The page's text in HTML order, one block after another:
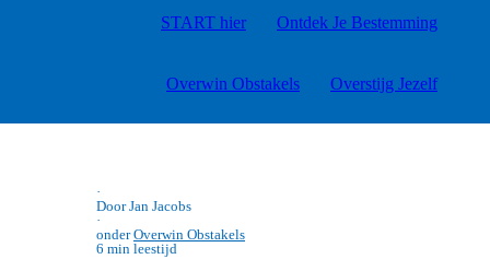
START hier Ontdek Je Bestemming
Overwin Obstakels Overstijg Jezelf
·
Door Jan Jacobs
·
onderOverwin Obstakels
6 min leestijd